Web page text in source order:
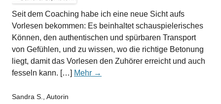
Seit dem Coaching habe ich eine neue Sicht aufs
Vorlesen bekommen: Es beinhaltet schauspielerisches
Können, den authentischen und spürbaren Transport
von Gefühlen, und zu wissen, wo die richtige Betonung
liegt, damit das Vorlesen den Zuhörer erreicht und auch
fesseln kann. […] Mehr →
Sandra S., Autorin